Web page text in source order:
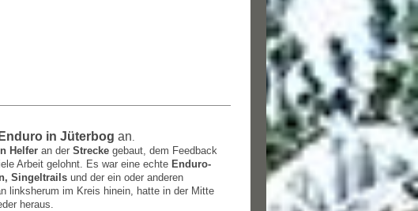
in Jüterbog an.
Helfer an derStrecke gebaut, dem Feedback
Arbeit gelohnt. Es war eine echte Enduro-
Singeltrails und der ein oder anderen
linksherum im Kreis hinein, hatte in der Mitte
heraus.